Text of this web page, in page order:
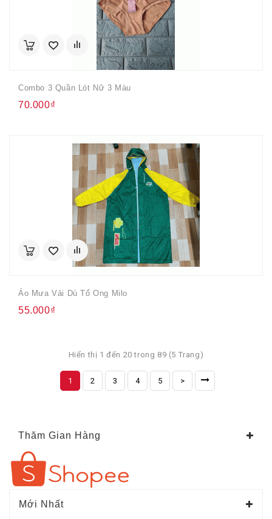
Combo 3 Quần Lót Nữ 3 Màu
70.000₫
Áo Mưa Vải Dù Tổ Ong Milo
55.000₫
Hiển thị 1 đến 20 trong 89 (5 Trang)
1 2 3 4 5 >
Thăm Gian Hàng
Mới Nhất